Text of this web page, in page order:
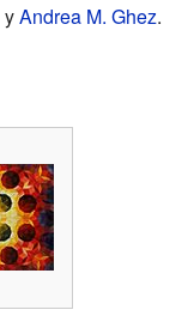
yAndrea M. Ghez.